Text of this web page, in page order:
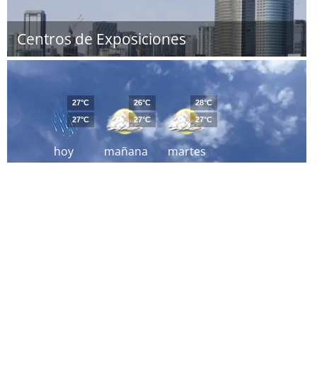
Centros de Exposiciones
hoy
27°C
27°C
mañana
26°C
27°C
martes
28°C
27°C